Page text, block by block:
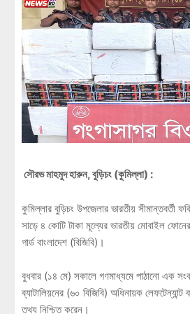
সৌরভ মাহমুদ হারুন, বুড়িচং (কুমিল্লা) :
কুমিল্লার বুড়িচং উপজেলার ভারতীয় সীমান্তবর্তী
সাড়ে ৪ কোটি টাকা মূল্যের ভারতীয় মোবাইল
গার্ড বাংলাদেশ (বিজিবি)।
বুধবার (১৪ মে) সকালে গণমাধ্যমে পাঠানো এক
ব্যাটালিয়নের (৬০ বিজিবি) অধিনায়ক
তথ্য নিশ্চিত করেন।